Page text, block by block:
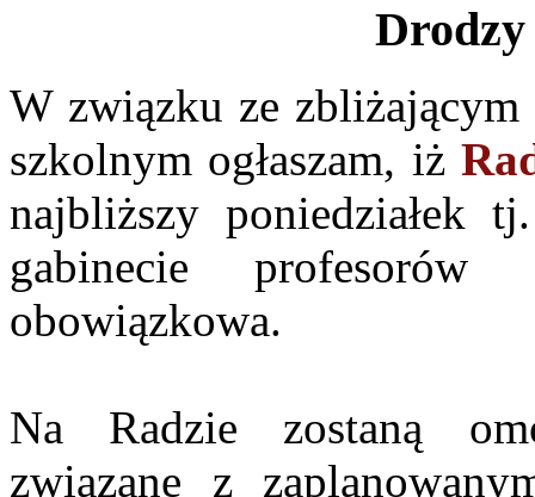
Drodzy
W związku ze zbliżającym
szkolnym ogłaszam, iż
najbliższy poniedziałek
gabinecie profesorów
obowiązkowa.
Na Radzie zostaną
związane z